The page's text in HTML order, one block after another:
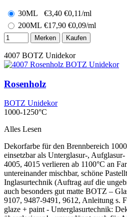
30ML €3,40 €0,11/ml
200ML €17,90 €0,09/ml
Merken Kaufen
4007 BOTZ Unidekor
Rosenholz
BOTZ Unidekor
1000-1250°C
Alles Lesen
Dekorfarbe für den Brennbereich
einsetzbar als Unterglasur-,
4005, 4015 verlieren ab 1100°C an
untereinander mischbar, schöne
Inglasurtechnik (Auftrag auf die
auch besonders gut matte BOTZ –
9107, 9487-9491, 9612, Anleitung
glaze + paint - Unterglasurtechnik: